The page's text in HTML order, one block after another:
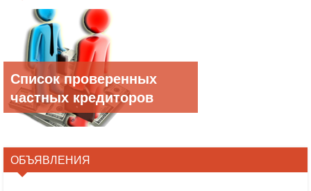
Список проверенных
частных кредиторов
ОБЪЯВЛЕНИЯ